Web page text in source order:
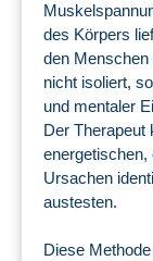
des Körpers
den Menschen
nicht isoliert,
und mentaler
Der Therapeut
energetischen,
Ursachen
austesten.
Diese